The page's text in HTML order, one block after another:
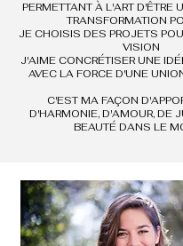
PERMETTANT À L'ART D'ÊTRE
TRANSFORMATION
JE CHOISIS DES PROJETS
VISION
J'AIME CONCRÉTISER UNE
AVEC LA FORCE D'UNE
C'EST MA FAÇON
D'HARMONIE, D'AMOUR, DE
BEAUTÉ DANS LE